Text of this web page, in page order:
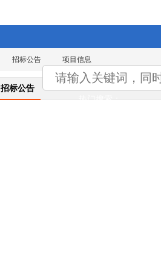
热门搜索：
招标公告 项目信息
招标公告